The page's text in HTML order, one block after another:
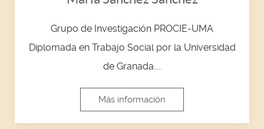
Grupo de Investigación PROCIE-UMA
Diplomada en Trabajo Social por la Universidad
de Granada....
Más información